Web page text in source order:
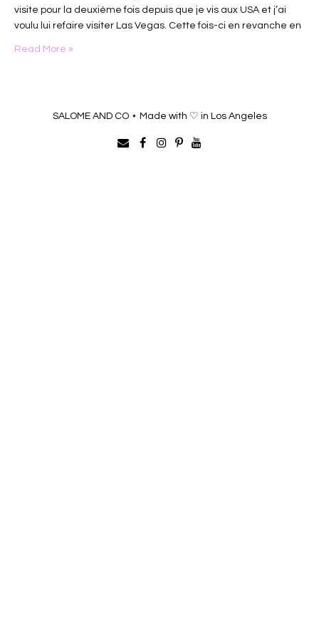
visite pour la deuxième fois depuis que je vis aux USA et j’ai
voulu lui refaire visiter Las Vegas. Cette fois-ci en revanche en
Read More »
SALOME AND CO ⋆ Made with ♡ in Los Angeles